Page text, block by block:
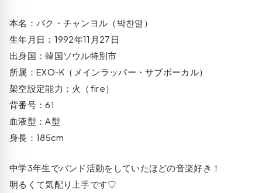
本名：パク・チャンヨル（박찬열）
生年月日：1992年11月27日
出身国：韓国ソウル特別市
所属：EXO-K（メインラッパー・サブボーカル）
架空設定能力：火（fire）
背番号：61
血液型：A型
身長：185cm
中学3年生でバンド活動をしていたほどの音楽好き！
明るくて気配り上手です♡